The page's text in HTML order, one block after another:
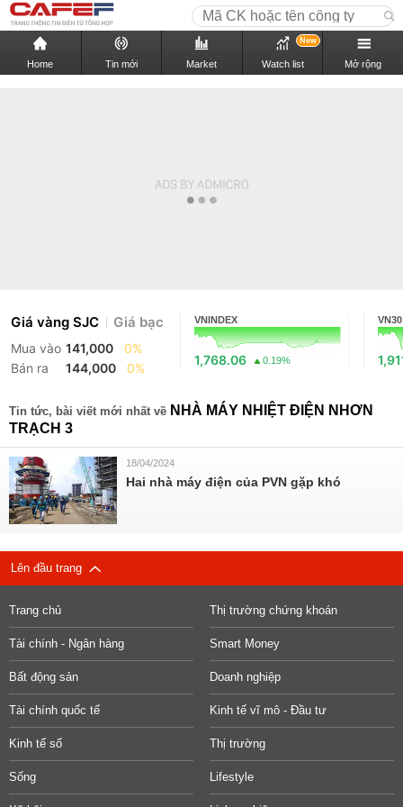
Home Tin mới Market Watch list
New
Mở rộng
Giá vàng SJC Giá bạc
Mua vào 141,000
0%
Bán ra
144,000 0%
VNINDEX
1,768.06 0.19%
VN30
Tin tức, bài viết mới nhất về NHÀ MÁY NHIỆT ĐIỆN NHƠN
TRẠCH 3
18/04/2024
Hai nhà máy điện của PVN gặp khó
Lên đầu trang
Trang chủ Thị trường chứng khoán
Tài chính - Ngân hàng Smart Money
Bất động sản Doanh nghiệp
Tài chính quốc tế Kinh tế vĩ mô - Đầu tư
Kinh tế số Thị trường
Sống Lifestyle